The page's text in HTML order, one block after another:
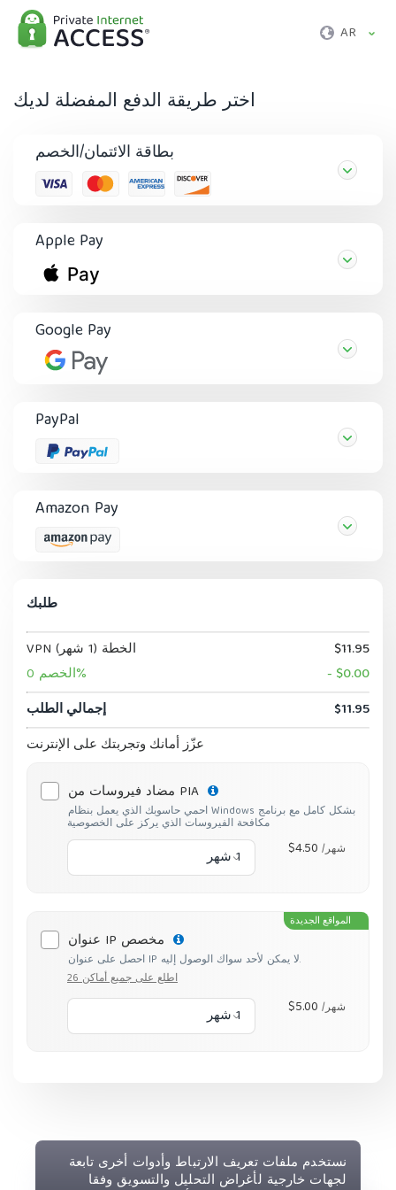
AR
اختر طريقة الدفع المفضلة لديك
بطاقة الائتمان/الخصم
Apple Pay
Google Pay
PayPal
Amazon Pay
طلبك
VPN الخطة (1 شهر)
$11.95
الخصم 0%
- $0.00
إجمالي الطلب
$11.95
عزّز أمانك وتجربتك على الإنترنت
مضاد فيروسات من PIA
احمي حاسوبك الذي يعمل بنظام Windows بشكل كامل مع برنامج
مكافحة الفيروسات الذي يركز على الخصوصية
1 شهر $4.50/شهر
المواقع الجديدة
عنوان IP مخصص
احصل على عنوان IP لا يمكن لأحد سواك الوصول إليه.
اطلع على جميع أماكن 26
1 شهر $5.00/شهر